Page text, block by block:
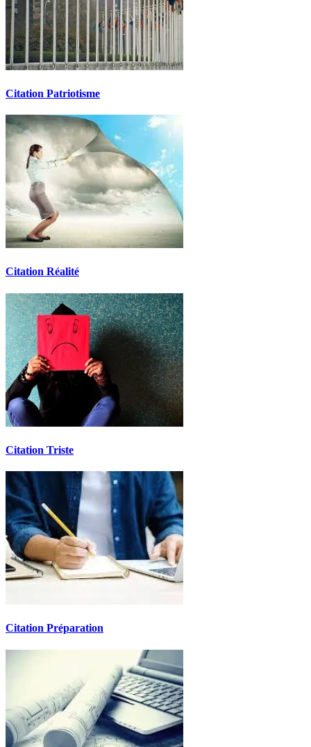
Citation Patriotisme
Citation Réalité
Citation Triste
Citation Préparation